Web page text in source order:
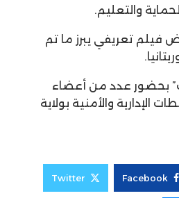
والتعليم.
فيلم تعريفي يبرز ما تم
بحضور عدد من أعضاء
الإدارية والأمنية بولاية
Facebook
Twitter